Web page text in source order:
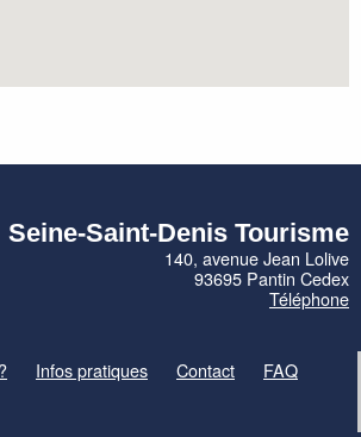
Seine-Saint-Denis Tourisme
140, avenue Jean Lolive
93695 Pantin Cedex
Téléphone
Infos pratiques Contact
FAQ